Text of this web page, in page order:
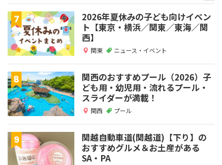
2026年夏休みの子ども向けイベン
ト【東京・横浜／関東／東海／関
西】
関東 ニュース・イベント
関西のおすすめプール（2026）子
ども用・幼児用・流れるプール・
スライダーが満載！
関西 プール
関越自動車道(関越道)【下り】の
おすすめグルメ＆お土産がある
SA・PA